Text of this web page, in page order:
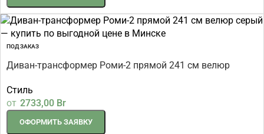
ПОД ЗАКАЗ
Диван-трансформер Роми-2 прямой 241 см велюр
Стиль
от 2733,00 Br
ОФОРМИТЬ ЗАЯВКУ